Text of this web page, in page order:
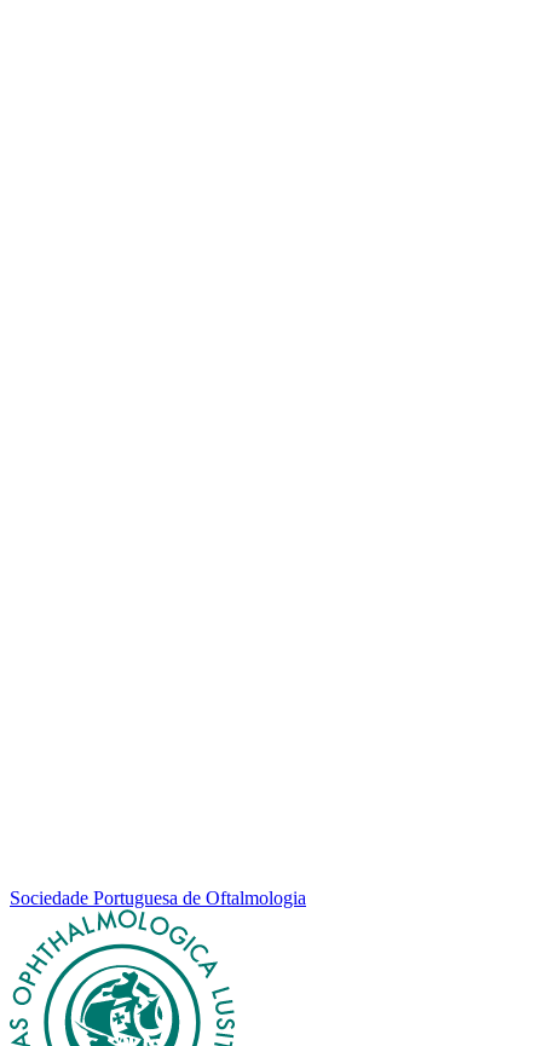
Sociedade Portuguesa de Oftalmologia